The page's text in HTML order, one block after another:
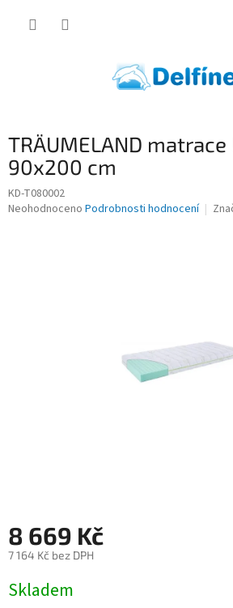
TRÄUMELAND
90x200 cm
KD-T080002
Průměrné
Neohodnoceno Podrobnosti hodnocení
8 669 Kč
7 164 Kč bez DPH
cena:
Skladem